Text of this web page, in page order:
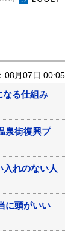
08月07日 00:05
なる仕組み
泉街復興プ
入れのない人
に頭がいい